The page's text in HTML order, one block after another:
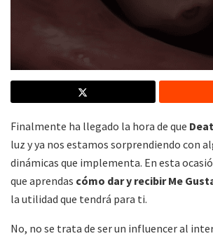
Finalmente ha llegado la hora de que
luz y ya nos estamos sorprendiendo con
dinámicas que implementa. En esta
que aprendas cómo dar y recibir Me
la utilidad que tendrá para ti.
No, no se trata de ser un influencer al